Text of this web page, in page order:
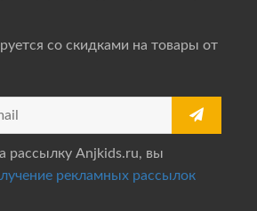
со скидками на товары от
рассылку Anjkids.ru, вы
рекламных рассылок